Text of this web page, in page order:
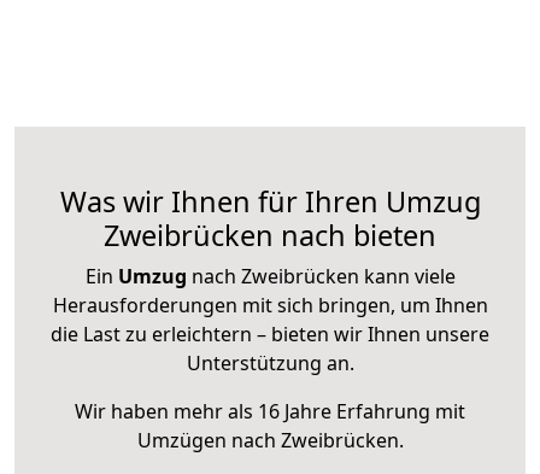
Was wir Ihnen für Ihren Umzug
Zweibrücken nach bieten
Ein Umzug nach Zweibrücken kann viele
Herausforderungen mit sich bringen, um Ihnen
die Last zu erleichtern – bieten wir Ihnen unsere
Unterstützung an.
Wir haben mehr als 16 Jahre Erfahrung mit
Umzügen nach Zweibrücken.